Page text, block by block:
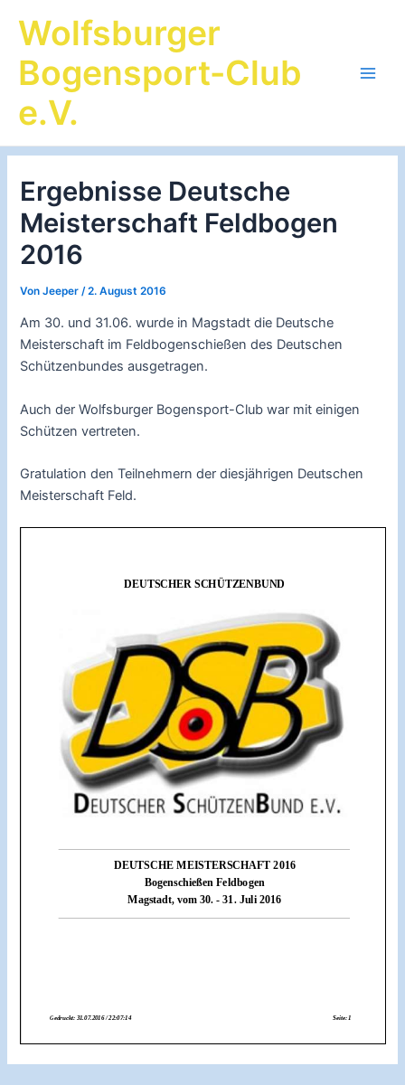
InhaltWolfsburger
Bogensport-Club
e.V.
Ergebnisse Deutsche
Meisterschaft Feldbogen
2016
VonJeeper /2. August 2016
Am 30. und 31.06. wurde in Magstadt die Deutsche
Meisterschaft im Feldbogenschießen des Deutschen
Schützenbundes ausgetragen.
Auch der Wolfsburger Bogensport-Club war mit einigen
Schützen vertreten.
Gratulation den Teilnehmern der diesjährigen Deutschen
Meisterschaft Feld.